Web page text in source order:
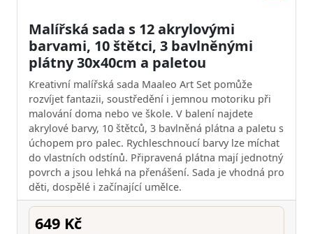
Malířská sada s 12 akrylovými
barvami, 10 štětci, 3 bavlněnými
plátny 30x40cm a paletou
Kreativní malířská sada Maaleo Art Set pomůže
rozvíjet fantazii, soustředění i jemnou motoriku při
malování doma nebo ve škole. V balení najdete
akrylové barvy, 10 štětců, 3 bavlněná plátna a paletu s
úchopem pro palec. Rychleschnoucí barvy lze míchat
do vlastních odstínů. Připravená plátna mají jednotný
povrch a jsou lehká na přenášení. Sada je vhodná pro
děti, dospělé i začínající umělce.
649 Kč